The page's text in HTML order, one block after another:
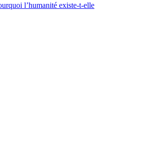
l’humanité existe-t-elle